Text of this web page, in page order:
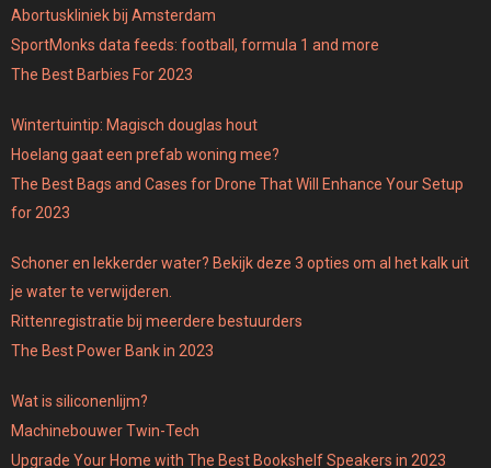
Abortuskliniek bij Amsterdam
SportMonks data feeds: football, formula 1 and more
The Best Barbies For 2023
Wintertuintip: Magisch douglas hout
Hoelang gaat een prefab woning mee?
The Best Bags and Cases for Drone That Will Enhance Your Setup
for 2023
Schoner en lekkerder water? Bekijk deze 3 opties om al het kalk uit
je water te verwijderen.
Rittenregistratie bij meerdere bestuurders
The Best Power Bank in 2023
Wat is siliconenlijm?
Machinebouwer Twin-Tech
Upgrade Your Home with The Best Bookshelf Speakers in 2023